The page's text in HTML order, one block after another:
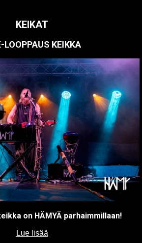
KEIKAT
LOOPPAUS KEIKKA
on HÄMYÄ parhaimmillaan!
Lue lisää